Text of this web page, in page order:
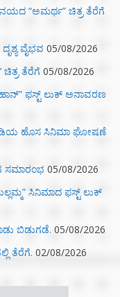
“ಅಮರ್ಥ” ಚಿತ್ರ ತೆರೆಗೆ
ವೈಭವ 05/08/2026
ತೆರೆಗೆ 05/08/2026
ಫಸ್ಟ್ ಲುಕ್ ಅನಾವರಣ
ಹೊಸ ಸಿನಿಮಾ ಘೋಷಣೆ
ಸಮಾರಂಭ 05/08/2026
ಸಿನಿಮಾದ ಫಸ್ಟ್‌ ಲುಕ್‌
ಬಿಡುಗಡೆ. 05/08/2026
ತೆರೆಗೆ. 02/08/2026